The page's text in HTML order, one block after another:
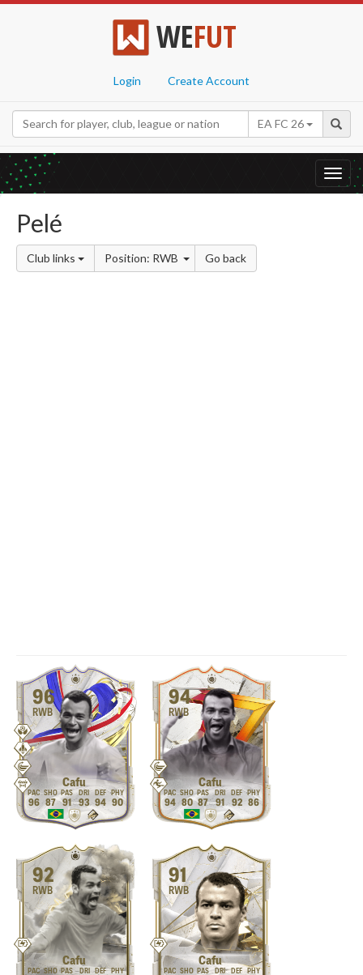
WEFUT
Login Create Account
EA FC 26
Pelé
Club links Position: RWB Go back
96
RWB
Cafu
96 87 91 93 94 90
94
RWB
Cafu
94 80 87 91 92 86
92
RWB
Cafu
91
RWB
Cafu